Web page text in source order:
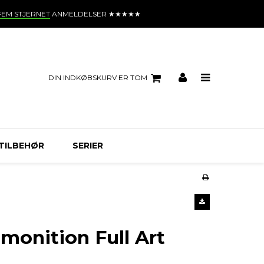
STJERNETANMELDELSER ★★★★★
DIN INDKØBSKURV ER TOM
SERIER
Full Art